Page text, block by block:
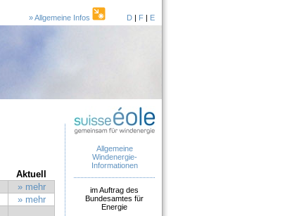
» Allgemeine Infos D | F | E
Allgemeine
Windenergie-
Informationen
im Auftrag des
Bundesamtes für
Energie
Aktuell
» mehr
» mehr